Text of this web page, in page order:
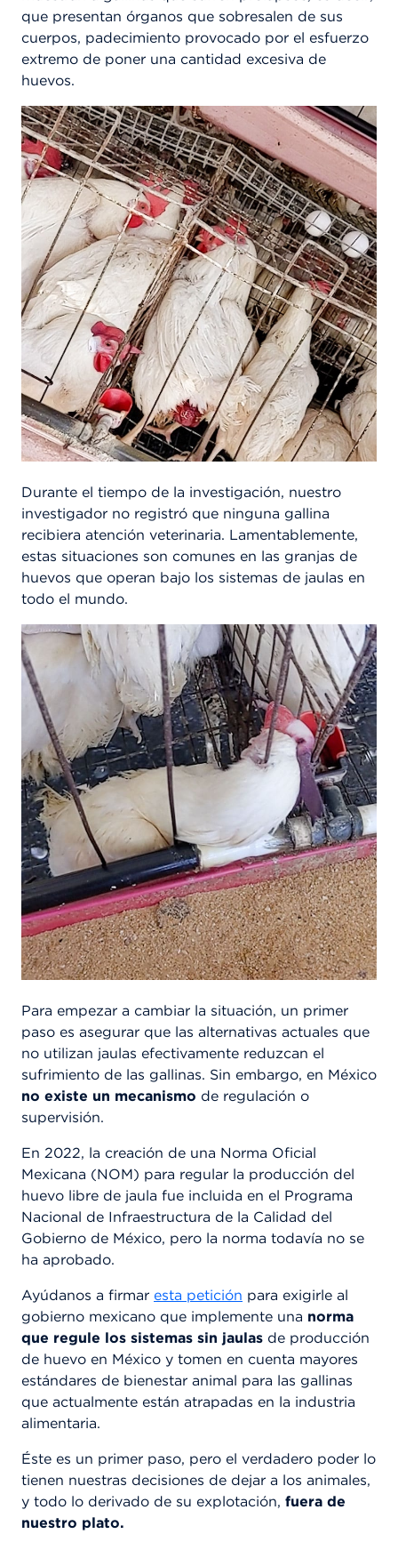
que presentan órganos que sobresalen de sus
cuerpos, padecimiento provocado por el esfuerzo
extremo de poner una cantidad excesiva de
huevos.
Durante el tiempo de la investigación, nuestro
investigador no registró que ninguna gallina
recibiera atención veterinaria. Lamentablemente,
estas situaciones son comunes en las granjas de
huevos que operan bajo los sistemas de jaulas en
todo el mundo.
Para empezar a cambiar la situación, un primer
paso es asegurar que las alternativas actuales que
no utilizan jaulas efectivamente reduzcan el
sufrimiento de las gallinas. Sin embargo, en México
no existe un mecanismo de regulación o
supervisión.
En 2022, la creación de una Norma Oficial
Mexicana (NOM) para regular la producción del
huevo libre de jaula fue incluida en el Programa
Nacional de Infraestructura de la Calidad del
Gobierno de México, pero la norma todavía no se
ha aprobado.
Ayúdanos a firmar esta petición para exigirle al
gobierno mexicano que implemente una norma
que regule los sistemas sin jaulas de producción
de huevo en México y tomen en cuenta mayores
estándares de bienestar animal para las gallinas
que actualmente están atrapadas en la industria
alimentaria.
Éste es un primer paso, pero el verdadero poder lo
tienen nuestras decisiones de dejar a los animales,
y todo lo derivado de su explotación, fuera de
nuestro plato.